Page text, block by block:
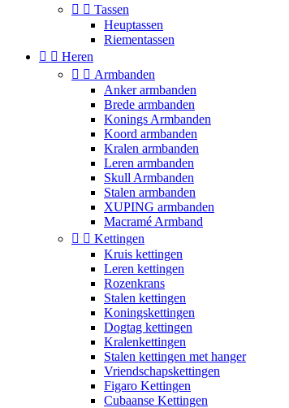
  Tassen
Heuptassen
Riementassen
  Heren
  Armbanden
Anker armbanden
Brede armbanden
Konings Armbanden
Koord armbanden
Kralen armbanden
Leren armbanden
Skull Armbanden
Stalen armbanden
XUPING armbanden
Macramé Armband
  Kettingen
Kruis kettingen
Leren kettingen
Rozenkrans
Stalen kettingen
Koningskettingen
Dogtag kettingen
Kralenkettingen
Stalen kettingen met hanger
Vriendschapskettingen
Figaro Kettingen
Cubaanse Kettingen